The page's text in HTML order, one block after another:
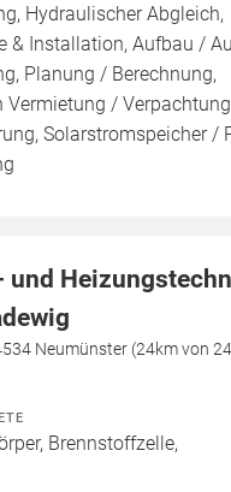
Hydraulischer Abgleich,
& Installation, Aufbau /
Planung / Berechnung,
Vermietung /
Solarstromspeicher /
und
Neumünster (24km von
Brennstoffzelle,